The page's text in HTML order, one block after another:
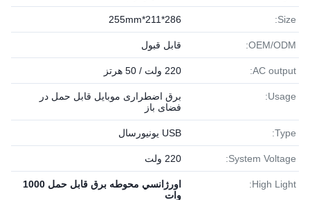
Size:
286*211*255mm
OEM/ODM: قابل قبول
AC output: 220 ولت / 50 هرتز
Usage:
برق اضطراری موبایل قابل حمل در
فضای باز
Type: USB یونیورسال
System Voltage: 220 ولت
High Light:
اورژانسي محوطه برق قابل حمل 1000
وات